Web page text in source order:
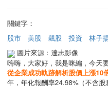
關鍵字：
股市
美股 飆股 投資 林子
圖片來源：達志影像
嗨嗨，大家好，我是咪編，今天
從企業成功軌跡解析股價上漲10
年，年化報酬率24.98%（不含股